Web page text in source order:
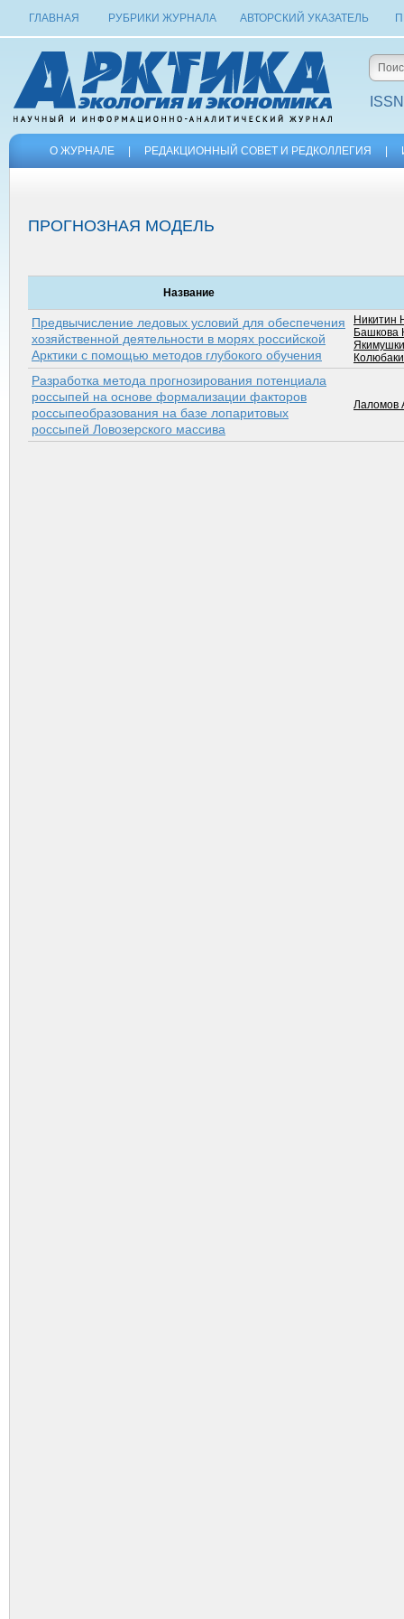
ГЛАВНАЯ РУБРИКИ ЖУРНАЛА АВТОРСКИЙ УКАЗАТЕЛЬ
О ЖУРНАЛЕ РЕДАКЦИОННЫЙ СОВЕТ И РЕДКОЛЛЕГИЯ
ПРОГНОЗНАЯ МОДЕЛЬ
Название
Предвычисление ледовых условий для обеспечения
хозяйственной деятельности в морях российской
Арктики с помощью методов глубокого обучения
Никитин
Башкова
Разработка метода прогнозирования потенциала
россыпей на основе формализации факторов
россыпеобразования на базе лопаритовых
россыпей Ловозерского массива
Лаломов